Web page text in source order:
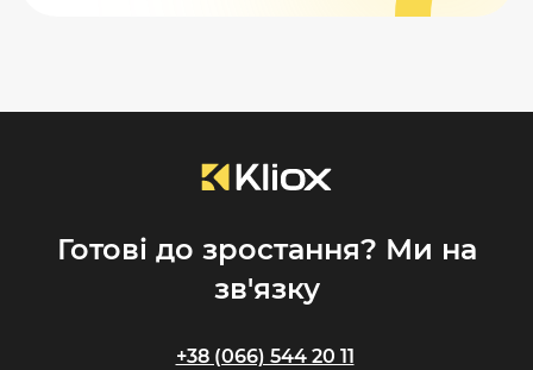
Готові до зростання? Ми на
зв'язку
+38 (066) 544 20 11